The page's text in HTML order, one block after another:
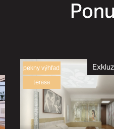
pekny výhľad
terasa